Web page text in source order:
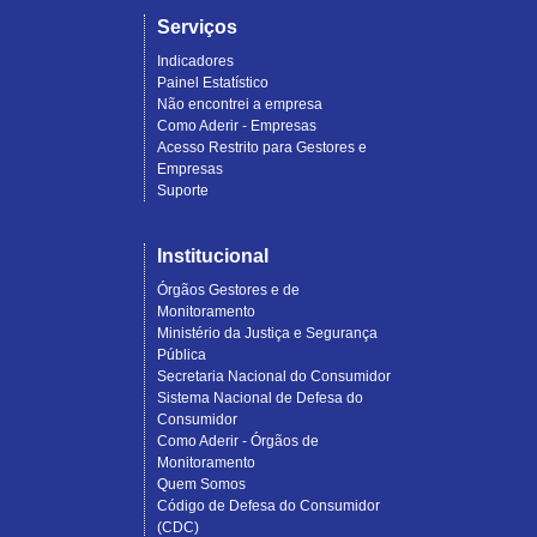
Serviços
Indicadores
Painel Estatístico
Não encontrei a empresa
Como Aderir - Empresas
Acesso Restrito para Gestores e
Empresas
Suporte
Institucional
Órgãos Gestores e de
Monitoramento
Ministério da Justiça e Segurança
Pública
Secretaria Nacional do Consumidor
Sistema Nacional de Defesa do
Consumidor
Como Aderir - Órgãos de
Monitoramento
Quem Somos
Código de Defesa do Consumidor
(CDC)